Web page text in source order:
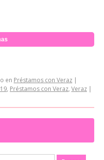
en Préstamos con Veraz |
, Préstamos con Veraz, Veraz |